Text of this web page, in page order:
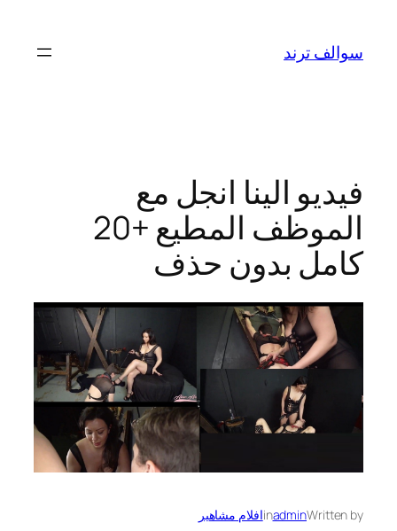
المحتوى
سوالف ترند
فيديو الينا انجل مع
الموظف المطيع +20
كامل بدون حذف
Written by
admin
inافلام مشاهير